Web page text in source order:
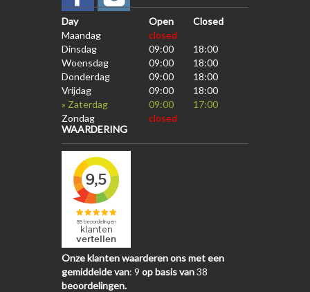
Day Open
Closed
Maandag
closed
Dinsdag
09:00
18:00
Woensdag
09:00
18:00
Donderdag
09:00
18:00
Vrijdag
09:00
18:00
» Zaterdag
09:00
17:00
Zondag
closed
WAARDERING
Onze klanten waarderen ons met een
gemiddelde van: 9 op basis van38
beoordelingen.